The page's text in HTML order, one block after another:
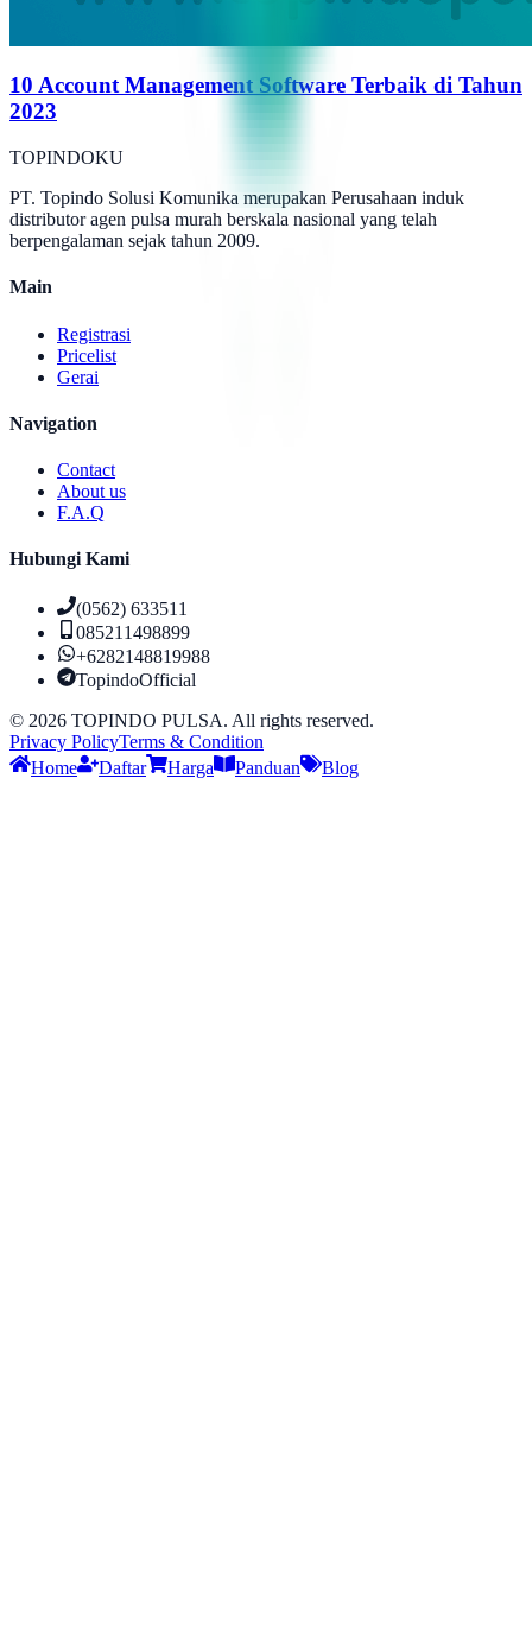
10 Account Management Software Terbaik di Tahun
2023
TOPINDOKU
PT. Topindo Solusi Komunika merupakan Perusahaan induk
distributor agen pulsa murah berskala nasional yang telah
berpengalaman sejak tahun 2009.
Main
Registrasi
Pricelist
Gerai
Navigation
Contact
About us
F.A.Q
Hubungi Kami
(0562) 633511
085211498899
+6282148819988
TopindoOfficial
© 2026 TOPINDO PULSA. All rights reserved.
Privacy PolicyTerms & Condition
Home
Daftar Harga Panduan Blog